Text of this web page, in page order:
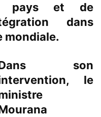
pays et de
dans
mondiale.
son
le